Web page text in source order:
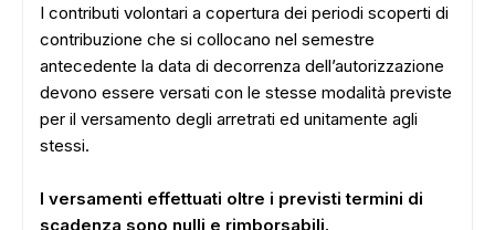
I contributi volontari a copertura dei periodi scoperti di
contribuzione che si collocano nel semestre
antecedente la data di decorrenza dell’autorizzazione
devono essere versati con le stesse modalità previste
per il versamento degli arretrati ed unitamente agli
stessi.
I versamenti effettuati oltre i previsti termini di
scadenza sono nulli e rimborsabili.